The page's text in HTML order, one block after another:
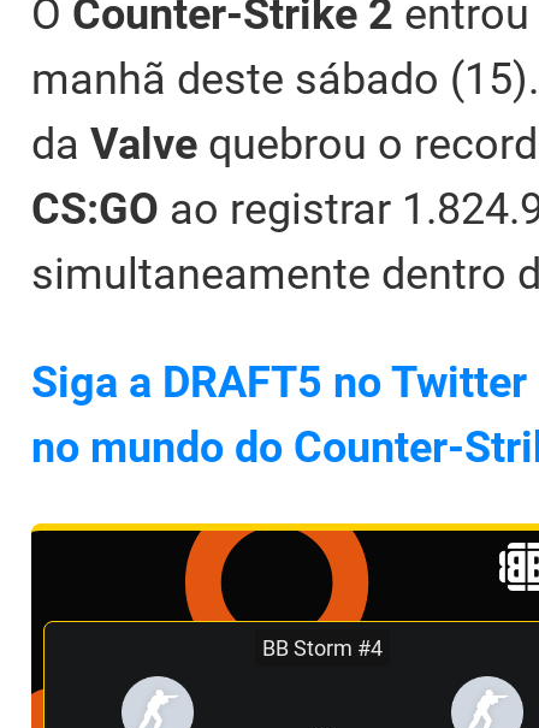
O Counter-Strike 2
manhã deste sábado
da Valve quebrou o
CS:GO ao registrar
simultaneamente dentro
Siga a DRAFT5 no
no mundo do Counter-
BB Storm #4